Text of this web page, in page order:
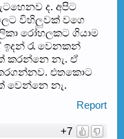
ද. අපිට
විහිලුවක් වගෙ
රෝහලකට ගියාම
රැ වෙනකන්
කරන්නෙ නැ. ඒ
එතකොට
වෙන්නෙ නැ.
Report
+7